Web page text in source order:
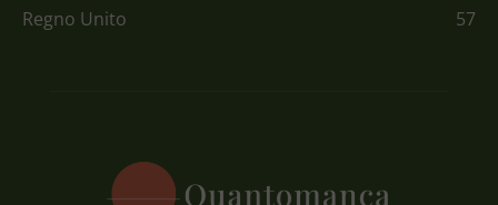
Regno Unito
57